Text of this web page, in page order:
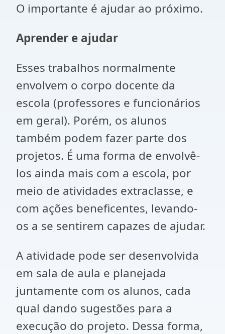
O importante é ajudar ao próximo.
Aprender e ajudar
Esses trabalhos normalmente
envolvem o corpo docente da
escola (professores e funcionários
em geral). Porém, os alunos
também podem fazer parte dos
projetos. É uma forma de envolvê-
los ainda mais com a escola, por
meio de atividades extraclasse, e
com ações beneficentes, levando-
os a se sentirem capazes de ajudar.
A atividade pode ser desenvolvida
em sala de aula e planejada
juntamente com os alunos, cada
qual dando sugestões para a
execução do projeto. Dessa forma,